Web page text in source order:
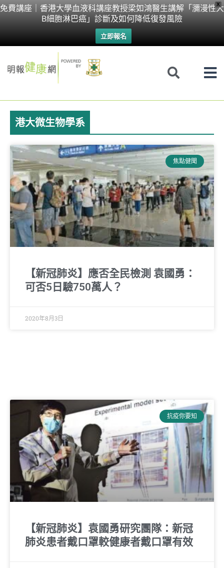
X
免費講座｜香港大學血液科講座教授梁如鴻醫生講解「瀰漫性大
B細胞淋巴癌」診斷及如何降低復發風險
立即報名
Skip
港大微生物學系
焦點健聞
【新冠肺炎】應否全民檢測 袁國勇：
可否5日驗750萬人？
2020年8月3日
抗疫你要知
【新冠肺炎】袁國勇研究團隊：新冠
肺炎患者戴口罩較健康者戴口罩有效